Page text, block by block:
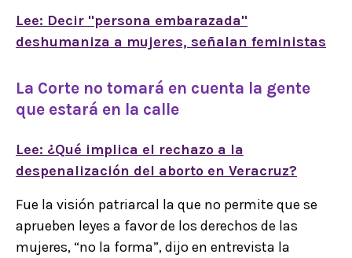
Lee: Decir "persona embarazada"
deshumaniza a mujeres, señalan feministas
La Corte no tomará en cuenta la gente
que estará en la calle
Lee: ¿Qué implica el rechazo a la
despenalización del aborto en Veracruz?
Fue la visión patriarcal la que no permite que se
aprueben leyes a favor de los derechos de las
mujeres, “no la forma”, dijo en entrevista la